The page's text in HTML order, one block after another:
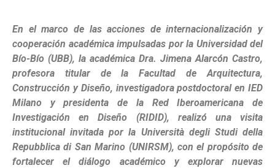
En el marco de las acciones de internacionalización y
cooperación académica impulsadas por la Universidad del
Bío-Bío (UBB), la académica Dra. Jimena Alarcón Castro,
profesora titular de la Facultad de Arquitectura,
Construcción y Diseño, investigadora postdoctoral en IED
Milano y presidenta de la Red Iberoamericana de
Investigación en Diseño (RIDID), realizó una visita
institucional invitada por la Università degli Studi della
Repubblica di San Marino (UNIRSM), con el propósito de
fortalecer el diálogo académico y explorar nuevas